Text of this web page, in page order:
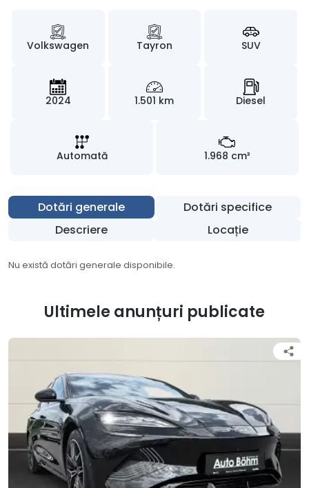
Volkswagen Tayron SUV
2024 1.501 km Diesel
Automată 1.968 cm³
Dotări generale
Dotări specifice
Descriere
Locație
Nu există dotări generale disponibile.
Ultimele anunțuri publicate